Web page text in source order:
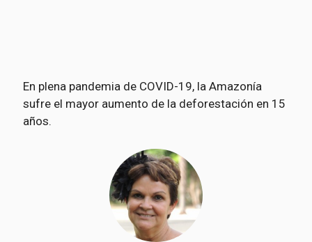
En plena pandemia de COVID-19, la Amazonía
sufre el mayor aumento de la deforestación en 15
años.